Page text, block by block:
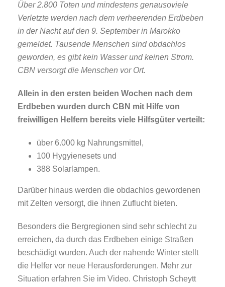
Über 2.800 Toten und mindestens genausoviele
Verletzte werden nach dem verheerenden Erdbeben
in der Nacht auf den 9. September in Marokko
gemeldet. Tausende Menschen sind obdachlos
geworden, es gibt kein Wasser und keinen Strom.
CBN versorgt die Menschen vor Ort.
Allein in den ersten beiden Wochen nach dem
Erdbeben wurden durch CBN mit Hilfe von
freiwilligen Helfern bereits viele Hilfsgüter verteilt:
über 6.000 kg Nahrungsmittel,
100 Hygyienesets und
388 Solarlampen.
Darüber hinaus werden die obdachlos gewordenen
mit Zelten versorgt, die ihnen Zuflucht bieten.
Besonders die Bergregionen sind sehr schlecht zu
erreichen, da durch das Erdbeben einige Straßen
beschädigt wurden. Auch der nahende Winter stellt
die Helfer vor neue Herausforderungen. Mehr zur
Situation erfahren Sie im Video. Christoph Scheytt